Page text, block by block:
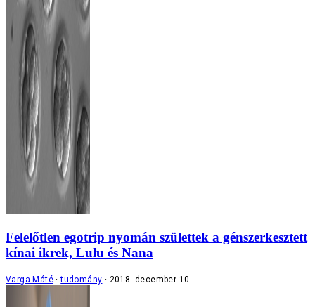
Felelőtlen egotrip nyomán születtek a génszerkesztett
kínai ikrek, Lulu és Nana
Varga Máté tudomány 2018. december 10.